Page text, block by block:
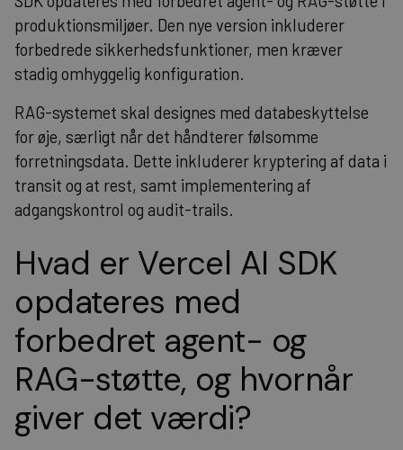
produktionsmiljøer. Den nye version inkluderer
forbedrede sikkerhedsfunktioner, men kræver
stadig omhyggelig konfiguration.
RAG-systemet skal designes med databeskyttelse
for øje, særligt når det håndterer følsomme
forretningsdata. Dette inkluderer kryptering af data i
transit og at rest, samt implementering af
adgangskontrol og audit-trails.
Hvad er Vercel AI SDK
opdateres med
forbedret agent- og
RAG-støtte, og hvornår
giver det værdi?